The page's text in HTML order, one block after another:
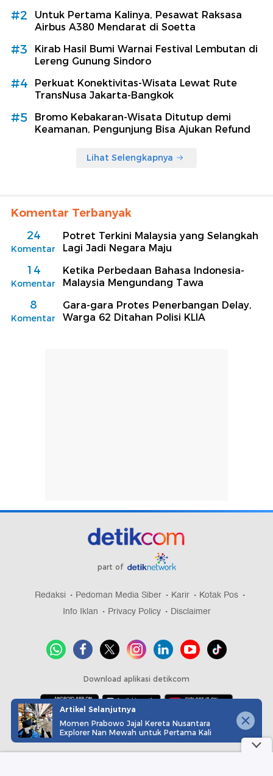
#2
Untuk Pertama Kalinya, Pesawat Raksasa
Airbus A380 Mendarat di Soetta
#3
Kirab Hasil Bumi Warnai Festival Lembutan di
Lereng Gunung Sindoro
#4
Perkuat Konektivitas-Wisata Lewat Rute
TransNusa Jakarta-Bangkok
#5
Bromo Kebakaran-Wisata Ditutup demi
Keamanan, Pengunjung Bisa Ajukan Refund
Lihat Selengkapnya
Komentar Terbanyak
24
Komentar
Potret Terkini Malaysia yang Selangkah
Lagi Jadi Negara Maju
14
Komentar
Ketika Perbedaan Bahasa Indonesia-
Malaysia Mengundang Tawa
8
Komentar
Gara-gara Protes Penerbangan Delay,
Warga 62 Ditahan Polisi KLIA
part of
Redaksi Pedoman Media Siber Karir
Kotak Pos
Info Iklan
Privacy Policy Disclaimer
Download aplikasi detikcom
Copyright @ 2026 detikcom, All right reserved
Artikel Selanjutnya
Momen Prabowo Jajal Kereta Nusantara
Explorer Nan Mewah untuk Pertama Kali